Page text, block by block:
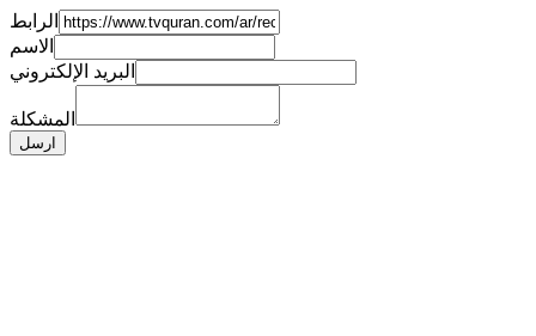
الرابط
الاسم
البريد الإلكتروني
المشكلة
ارسل